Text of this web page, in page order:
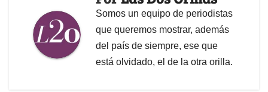
Somos un equipo de periodistas
que queremos mostrar, además
del país de siempre, ese que
está olvidado, el de la otra orilla.